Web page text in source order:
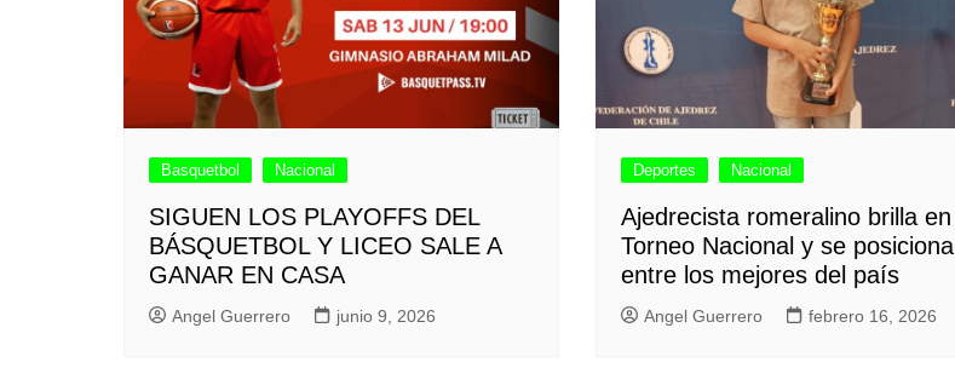
Basquetbol Nacional
SIGUEN LOS PLAYOFFS DEL
BÁSQUETBOL Y LICEO SALE A
GANAR EN CASA
Angel Guerrero junio 9, 2026
Deportes Nacional
Ajedrecista romeralino brilla en
Torneo Nacional y se posiciona
entre los mejores del país
Angel Guerrero febrero 16, 2026